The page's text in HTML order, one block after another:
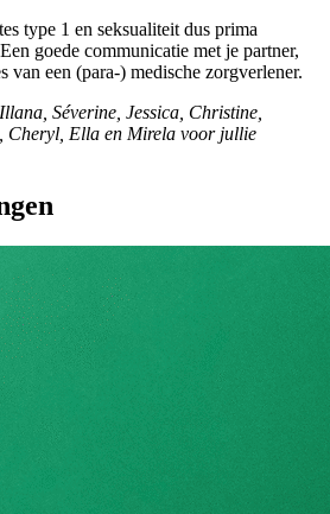
type 1 en seksualiteit dus prima
goede communicatie met je partner,
van een (para-) medische zorgverlener.
Séverine, Jessica, Christine,
Cheryl, Ella en Mirela voor jullie